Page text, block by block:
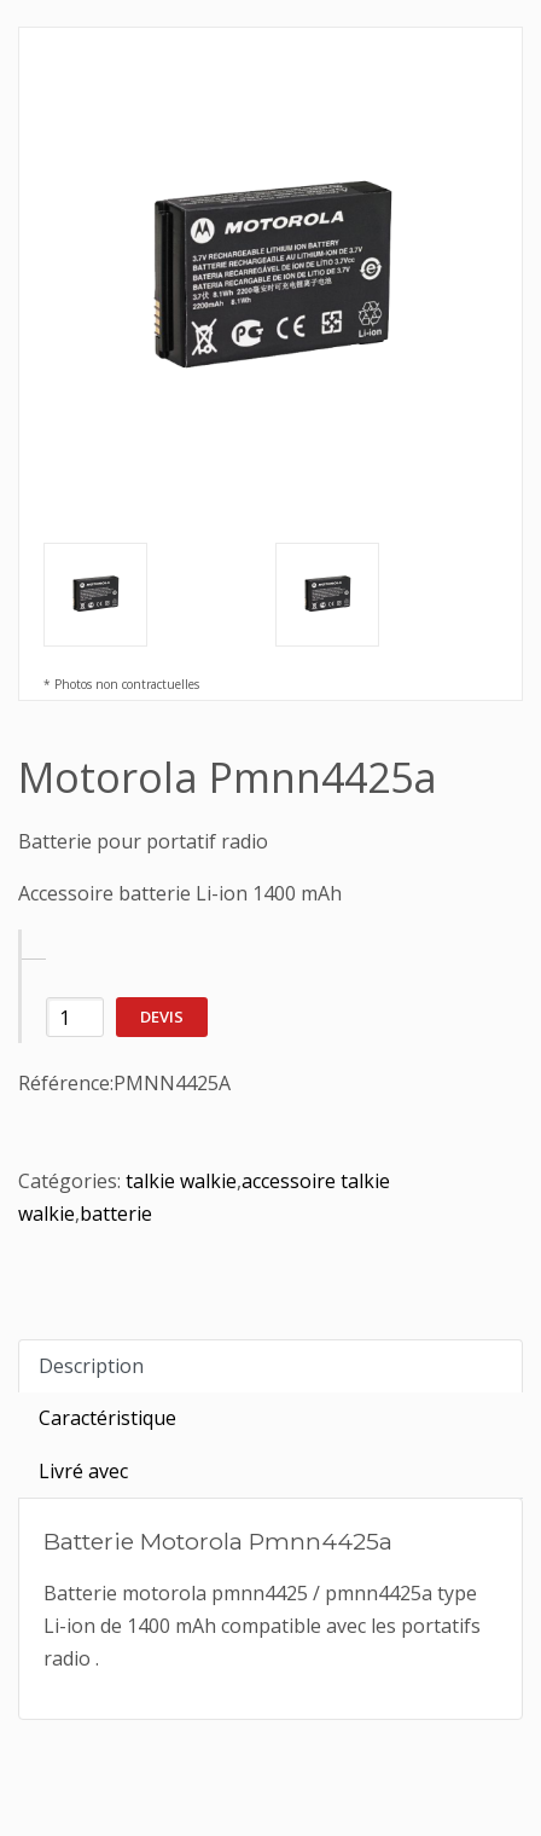
* Photos non contractuelles
Motorola Pmnn4425a
Batterie pour portatif radio
Accessoire batterie Li-ion 1400 mAh
DEVIS
Référence:PMNN4425A
Catégories: talkie walkie,accessoire talkie
walkie,batterie
Description
Caractéristique
Livré avec
Batterie Motorola Pmnn4425a
Batterie motorola pmnn4425 / pmnn4425a type
Li-ion de 1400 mAh compatible avec les portatifs
radio .